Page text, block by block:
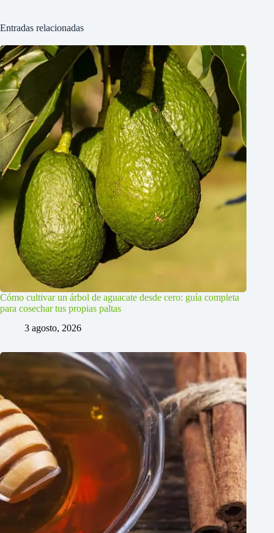
Entradas relacionadas
Cómo cultivar un árbol de aguacate desde cero: guía completa
para cosechar tus propias paltas
3 agosto, 2026